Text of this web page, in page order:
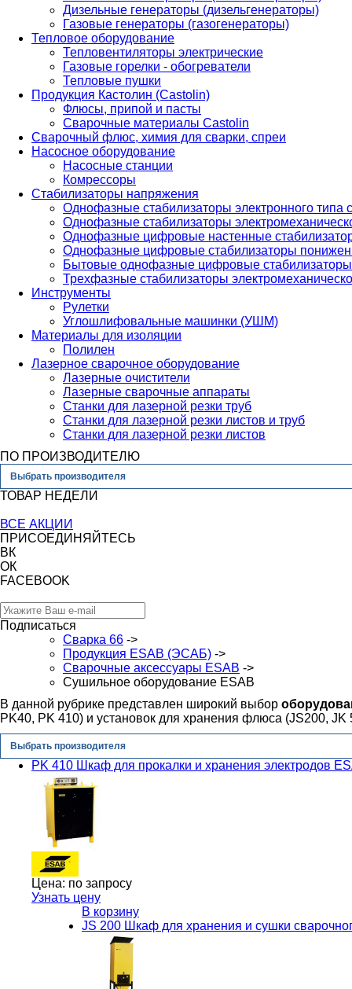
Дизельные генераторы (дизельгенераторы)
Газовые генераторы (газогенераторы)
Тепловое оборудование
Тепловентиляторы электрические
Газовые горелки - обогреватели
Тепловые пушки
Продукция Кастолин (Castolin)
Флюсы, припой и пасты
Сварочные материалы Castolin
Сварочный флюс, химия для сварки, спреи
Насосное оборудование
Насосные станции
Комрессоры
Стабилизаторы напряжения
Однофазные стабилизаторы электронного
Однофазные стабилизаторы
Однофазные цифровые настенные
Однофазные цифровые стабилизаторы
Бытовые однофазные цифровые стабилизаторы
Трехфазные стабилизаторы
Инструменты
Рулетки
Углошлифовальные машинки (УШМ)
Материалы для изоляции
Полилен
Лазерное сварочное оборудование
Лазерные очистители
Лазерные сварочные аппараты
Станки для лазерной резки труб
Станки для лазерной резки листов и труб
Станки для лазерной резки листов
ПО ПРОИЗВОДИТЕЛЮ
Выбрать производителя
ТОВАР НЕДЕЛИ
ВСЕ АКЦИИ
ПРИСОЕДИНЯЙТЕСЬ
ВК
ОК
FACEBOOK
Подписаться
Сварка 66 ->
Продукция ESAB (ЭСАБ) ->
Сварочные аксессуары ESAB ->
Сушильное оборудование ESAB
В данной рубрике представлен широкий выбор
PK40, PK 410) и установок для хранения флюса (JS200, JK
Выбрать производителя
PK 410 Шкаф для прокалки и хранения электродов
Цена: по запросу
Узнать цену
В корзину
JS 200 Шкаф для хранения и сушки